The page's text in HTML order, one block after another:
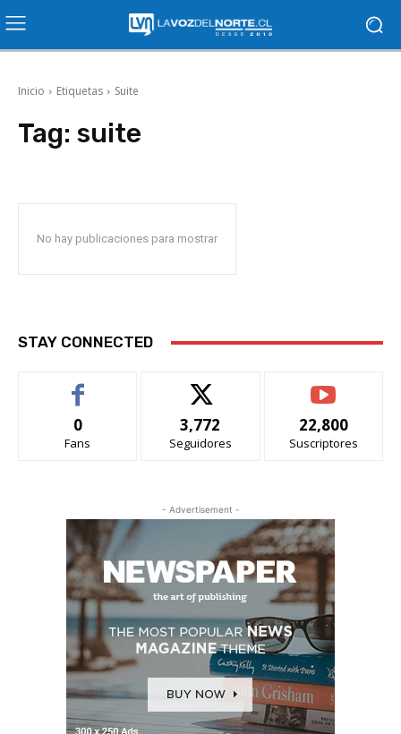
Inicio Etiquetas Suite
Tag: suite
No hay publicaciones para mostrar
STAY CONNECTED
0
Fans
3,772
Seguidores
22,800
Suscriptores
- Advertisement -